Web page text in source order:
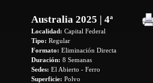
Australia 2025 | 4ª
Localidad: Capital Federal
Tipo: Regular
Formato: Eliminación Directa
Duración: 8 Semanas
Sedes: El Abierto - Ferro
Superficie: Polvo